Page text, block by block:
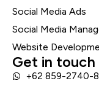
Social Media Ads
Social Media
Website
Get in touch
+62 859-2740-